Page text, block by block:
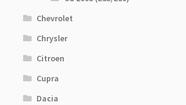
Chevrolet
Chrysler
Citroen
Cupra
Dacia